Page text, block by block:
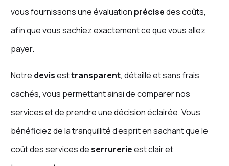
vous fournissons une évaluation précisedes coûts,
afin que vous sachiez exactement ce que vous allez
payer.
Notre devisesttransparent, détaillé et sans frais
cachés, vous permettant ainsi de comparer nos
services et de prendre une décision éclairée. Vous
bénéficiez de la tranquillité d’esprit en sachant que le
coût des services deserrurerieest clair et